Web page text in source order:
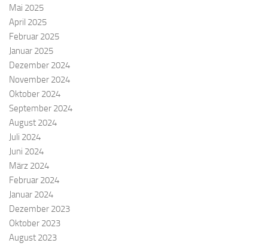
Mai 2025
April 2025
Februar 2025
Januar 2025
Dezember 2024
November 2024
Oktober 2024
September 2024
August 2024
Juli 2024
Juni 2024
März 2024
Februar 2024
Januar 2024
Dezember 2023
Oktober 2023
August 2023